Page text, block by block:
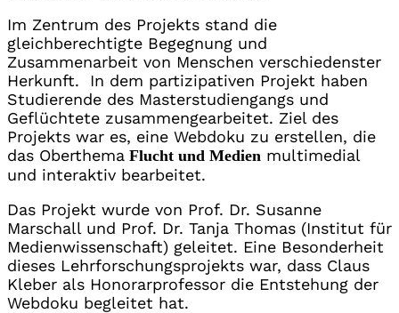
Im Zentrum des Projekts stand die
gleichberechtigte Begegnung und
Zusammenarbeit von Menschen verschiedenster
Herkunft. In dem partizipativen Projekt haben
Studierende des Masterstudiengangs und
Geflüchtete zusammengearbeitet. Ziel des
Projekts war es, eine Webdoku zu erstellen, die
das Oberthema Flucht und Medien multimedial
und interaktiv bearbeitet.
Das Projekt wurde von Prof. Dr. Susanne
Marschall und Prof. Dr. Tanja Thomas (Institut für
Medienwissenschaft) geleitet. Eine Besonderheit
dieses Lehrforschungsprojekts war, dass Claus
Kleber als Honorarprofessor die Entstehung der
Webdoku begleitet hat.